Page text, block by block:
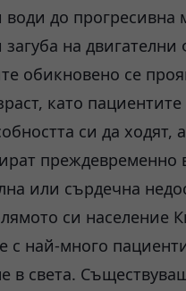
до прогресивна
на двигателни
обикновено се
като
си да ходят,
преждевременно
или сърдечна
си население
с най-много
в света.